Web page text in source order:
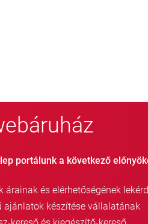
portálunk a következő
árainak és elérhetőségének
ajánlatok készítése vállalatának